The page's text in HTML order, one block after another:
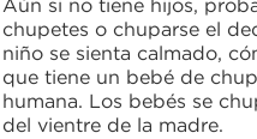
Aún si no tiene hijos,
chupetes o chuparse el
niño se sienta calmado,
que tiene un bebé de
humana. Los bebés se
del vientre de la madre.